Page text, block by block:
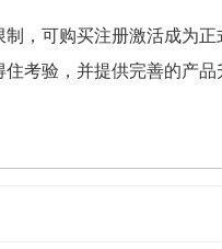
，可购买注册激活成为
考验，并提供完善的产